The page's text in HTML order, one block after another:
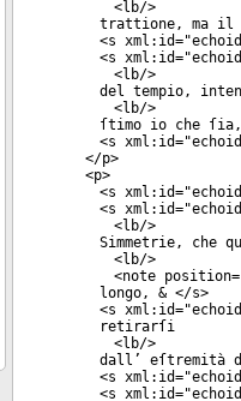
<lb/>
trattione, ma il
<s xml:id="
<s xml:id="
<lb/>
del tempio,
<lb/>
ſtimo io che
<s xml:id="
</p>
<p>
<s xml:id="
<s xml:id="
<lb/>
Simmetrie, che
<lb/>
<note position
longo, & </s>
<s xml:id="
retirarſi
<lb/>
dall’ eſtremità
<s xml:id="
<s xml:id="